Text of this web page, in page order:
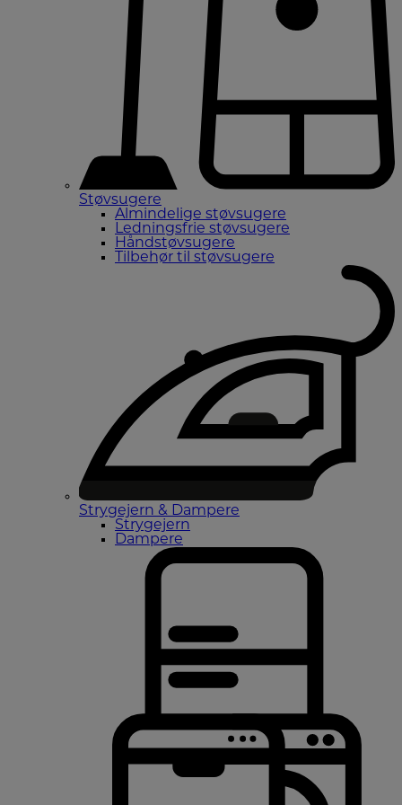
Støvsugere
Almindelige støvsugere
Ledningsfrie støvsugere
Håndstøvsugere
Tilbehør til støvsugere
Strygejern & Dampere
Strygejern
Dampere